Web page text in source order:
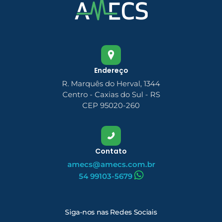
Endereço
R. Marquês do Herval, 1344
Centro - Caxias do Sul - RS
CEP 95020-260
Contato
amecs@amecs.com.br
54 99103-5679
Siga-nos nas Redes Sociais